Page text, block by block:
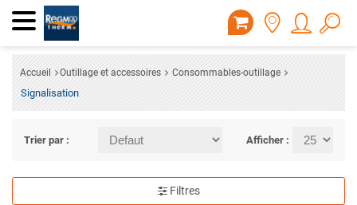
Accueil Outillage et accessoires Consommables-outillage
Signalisation
Trier par : Afficher :
Filtres